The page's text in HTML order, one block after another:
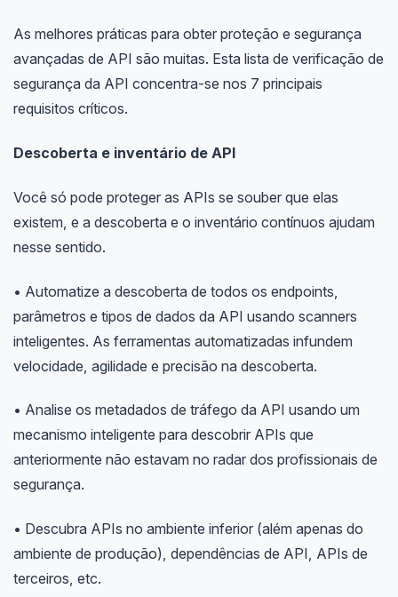
As melhores práticas para obter proteção e segurança
avançadas de API são muitas. Esta lista de verificação de
segurança da API concentra-se nos 7 principais
requisitos críticos.
Descoberta e inventário de API
Você só pode proteger as APIs se souber que elas
existem, e a descoberta e o inventário contínuos ajudam
nesse sentido.
• Automatize a descoberta de todos os endpoints,
parâmetros e tipos de dados da API usando scanners
inteligentes. As ferramentas automatizadas infundem
velocidade, agilidade e precisão na descoberta.
• Analise os metadados de tráfego da API usando um
mecanismo inteligente para descobrir APIs que
anteriormente não estavam no radar dos profissionais de
segurança.
• Descubra APIs no ambiente inferior (além apenas do
ambiente de produção), dependências de API, APIs de
terceiros, etc.